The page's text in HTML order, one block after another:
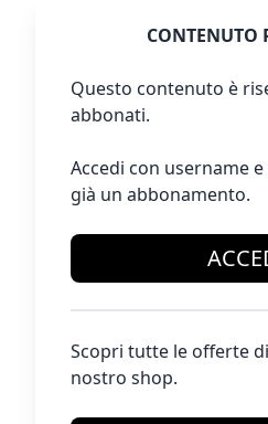
CONTENUTO
Questo contenuto è
abbonati.
Accedi con username
già un abbonamento.
Scopri tutte le offerte
nostro shop.